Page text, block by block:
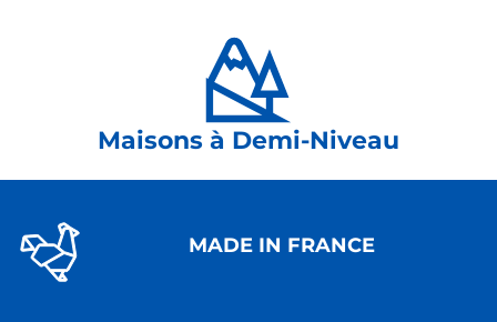
Maisons à Demi-Niveau
MADE IN FRANCE